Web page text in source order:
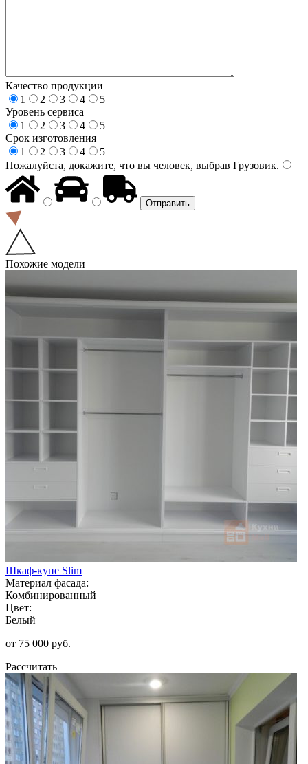
Качество продукции
1
2 3 4
5
Уровень сервиса
1
2 3 4
5
Срок изготовления
1
2 3 4
5
Пожалуйста, докажите, что вы человек, выбрав Грузовик.
Похожие модели
Шкаф-купе Slim
Материал фасада:
Комбинированный
Цвет:
Белый
от 75 000 руб.
Рассчитать